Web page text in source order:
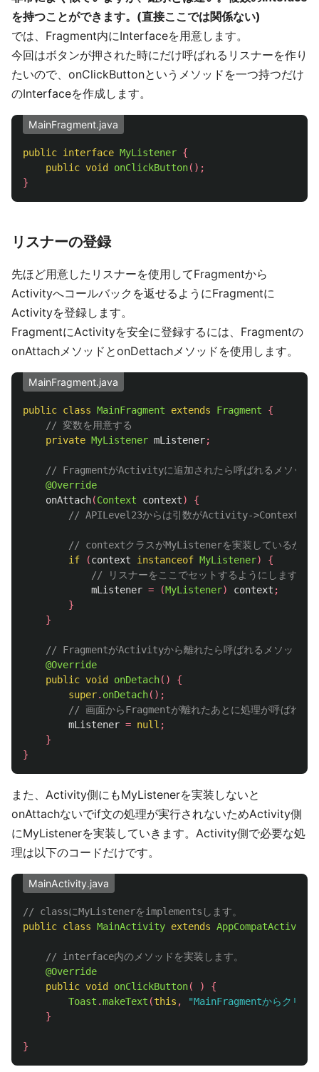
を持つことができます。(直接ここでは関係ない)
では、Fragment内にInterfaceを用意します。
今回はボタンが押された時にだけ呼ばれるリスナーを作り
たいので、onClickButtonというメソッドを一つ持つだけ
のInterfaceを作成します。
MainFragment.java
public interface MyListener {
public void onClickButton();
}
リスナーの登録
先ほど用意したリスナーを使用してFragmentから
Activityへコールバックを返せるようにFragmentに
Activityを登録します。
FragmentにActivityを安全に登録するには、Fragmentの
onAttachメソッドとonDettachメソッドを使用します。
MainFragment.java
public class MainFragment extends Fragment
{
// 変数を用意する
private MyListener mListener;
// FragmentがActivityに追加されたら呼ばれるメソッド
@Override
onAttach(Context context)
{
// APILevel23からは引数がActivity->Contextにな
// contextクラスがMyListenerを実装しているかを
if
(context instanceof MyListener)
{
// リスナーをここでセットするようにします
mListener = (MyListener) context ;
}
}
// FragmentがActivityから離れたら呼ばれるメソッド
@Override
public void onDetach()
{
super. onDetach();
// 画面からFragmentが離れたあとに処理が呼ばれる
mListener = null ;
}
}
また、Activity側にもMyListenerを実装しないと
onAttachないでif文の処理が実行されないためActivity側
にMyListenerを実装していきます。Activity側で必要な処
理は以下のコードだけです。
MainActivity.java
// classにMyListenerをimplementsします。
public class MainActivity extends AppCompatActivity
// interface内のメソッドを実装します。
@Override
public void onClickButton( )
{
Toast .makeText (this ,
"MainFragmentからクリッ
}
}